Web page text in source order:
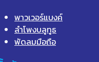
พาวเวอร์แบงค์
ลำโพงบลูทูธ
พัดลมมือถือ